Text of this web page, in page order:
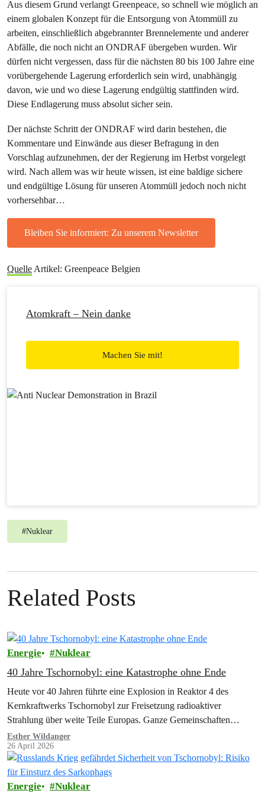
Aus diesem Grund verlangt Greenpeace, so schnell wie möglich an
einem globalen Konzept für die Entsorgung von Atommüll zu
arbeiten, einschließlich abgebrannter Brennelemente und anderer
Abfälle, die noch nicht an ONDRAF übergeben wurden. Wir
dürfen nicht vergessen, dass für die nächsten 80 bis 100 Jahre eine
vorübergehende Lagerung erforderlich sein wird, unabhängig
davon, wie und wo diese Lagerung endgültig stattfinden wird.
Diese Endlagerung muss absolut sicher sein.
Der nächste Schritt der ONDRAF wird darin bestehen, die
Kommentare und Einwände aus dieser Befragung in den
Vorschlag aufzunehmen, der der Regierung im Herbst vorgelegt
wird. Nach allem was wir heute wissen, ist eine baldige sichere
und endgültige Lösung für unseren Atommüll jedoch noch nicht
vorhersehbar…
Bleiben Sie informiert: Zu unserem Newsletter
QuelleArtikel: Greenpeace Belgien
Atomkraft – Nein danke
Machen Sie mit!
#Nuklear
Related Posts
Energie Nuklear
40 Jahre Tschornobyl: eine Katastrophe ohne Ende
Heute vor 40 Jahren führte eine Explosion in Reaktor 4 des
Kernkraftwerks Tschornobyl zur Freisetzung radioaktiver
Strahlung über weite Teile Europas. Ganze Gemeinschaften
mussten ihre Heimat verlassen, zurück blieb ein…
Esther Wildanger
26 April 2026
Energie Nuklear